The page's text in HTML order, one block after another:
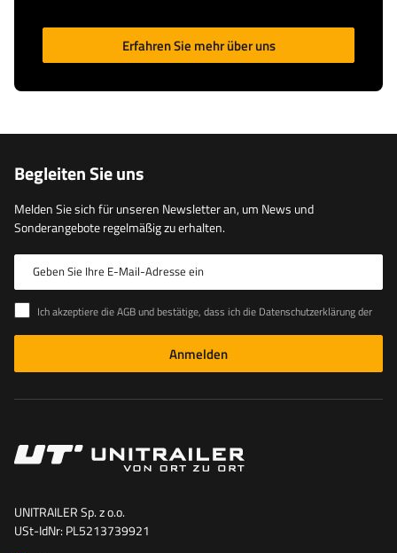
Erfahren Sie mehr über uns
Begleiten Sie uns
Melden Sie sich für unseren Newsletter an, um News und
Sonderangebote regelmäßig zu erhalten.
Geben Sie Ihre E-Mail-Adresse ein
Ich akzeptiere die AGB und bestätige, dass ich die Datenschutzerklärung der Website zur Kenntnis genommen habe
Anmelden
UNITRAILER Sp. z o.o.
USt-IdNr: PL5213739921